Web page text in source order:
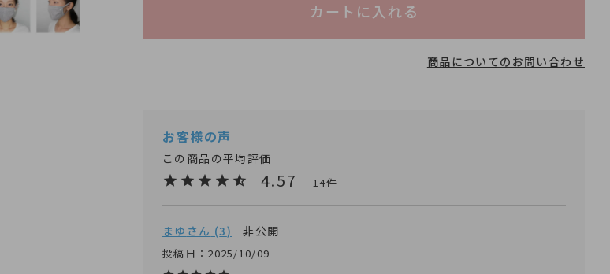
カートに入れる
商品についてのお問い合わせ
4.57 14
まゆ 3 非公開
投稿日 2025/10/09